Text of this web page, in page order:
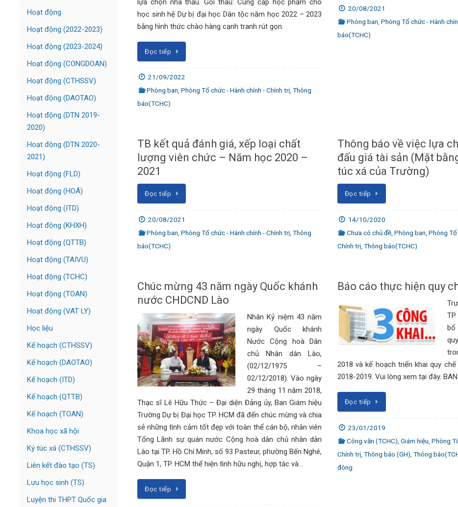
học sinh hệ Dự bị đại học Dân tộc năm học 2022 – 2023
bằng hình thức chào hàng cạnh tranh rút gọn.
Đọc tiếp
21/09/2022
Phòng ban,Phòng Tổ chức - Hành chính - Chính trị,Thông
báo(TCHC)
20/08/2021
Phòng ban, Phòng Tổ chức - Hành
báo(TCHC)
TB kết quả đánh giá, xếp loại chất
lượng viên chức – Năm học 2020 –
2021
Đọc tiếp
20/08/2021
Phòng ban ,Phòng Tổ chức - Hành chính - Chính trị ,Thông
báo(TCHC)
Thông báo về việc lựa
đấu giá tài sản (Mặt
túc xá của Trường)
Đọc tiếp
14/10/2020
Chưa có chủ đề, Phòng ban Phòng Tổ
Chính trị, Thông báo(TCHC)
Chúc mừng 43 năm ngày Quốc khánh
nước CHDCND Lào
Nhân Kỷ niệm 43 năm
ngày Quốc khánh
Nước Cộng hoà Dân
chủ Nhân dân Lào,
(02/12/1975 –
02/12/2018). Vào ngày
29 tháng 11 năm 2018,
Thạc sĩ Lê Hữu Thức – Đại diện Đảng ủy, Ban Giám hiệu
Trường Dự bị Đại học TP. HCM đã đến chúc mừng và chia
sẻ những tình cảm tốt đẹp với toàn thể cán bộ, nhân viên
Tổng Lãnh sự quán nước Cộng hoà dân chủ nhân dân
Lào tại TP. Hồ Chí Minh, số 93 Pasteur, phường Bến Nghé,
Quận 1, TP. HCM thể hiện tình hữu nghị, hợp tác và…
Đọc tiếp
Báo cáo thực hiện quy
bố
2018 và kế hoạch triển khai quy
2018-2019. Vui lòng xem tại đây.
Đọc tiếp
23/01/2019
Công văn (TCHC) Giám hiệu Phòng
Chính trị, Thông báo (GH) Thông
đông
Hoạt động
Hoạt động (2022-2023)
Hoạt động (2023-2024)
Hoạt động (CONGDOAN)
Hoạt động (CTHSSV)
Hoạt động (DAOTAO)
Hoạt động (DTN 2019-
2020)
Hoạt động (DTN 2020-
2021)
Hoạt động (FLD)
Hoạt động (HOÁ)
Hoạt động (ITD)
Hoạt động (KHXH)
Hoạt động (QTTB)
Hoạt động (TAIVU)
Hoạt động (TCHC)
Hoạt động (TOAN)
Hoạt động (VAT LY)
Học liệu
Kế hoạch (CTHSSV)
Kế hoạch (DAOTAO)
Kế hoạch (ITD)
Kế hoạch (QTTB)
Kế hoạch (TOAN)
Khoa học xã hội
Ký túc xá (CTHSSV)
Liên kết đào tạo (TS)
Lưu học sinh (TS)
Luyện thi THPT Quốc gia